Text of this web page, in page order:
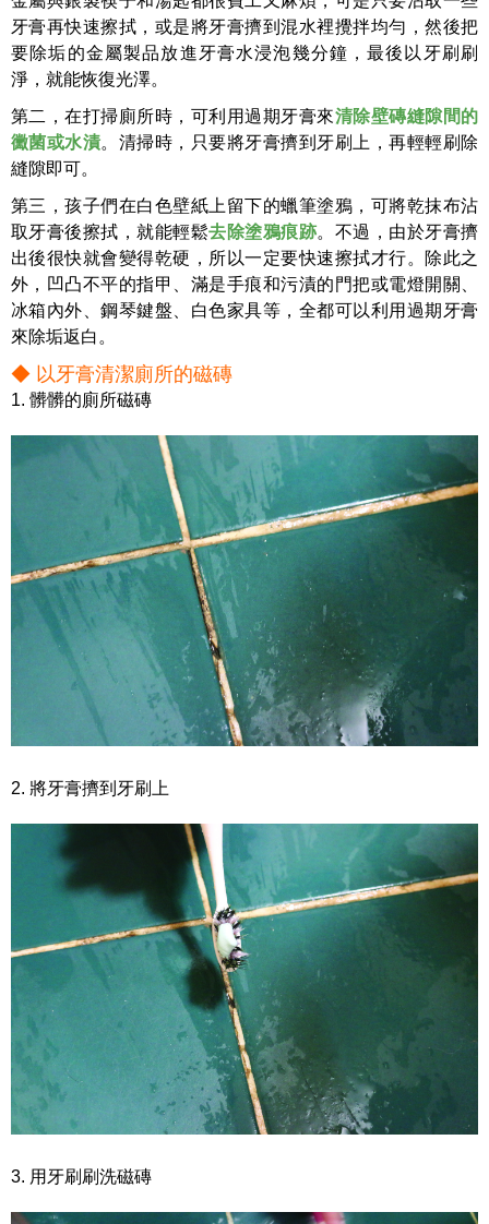
牙膏再快速擦拭，或是將牙膏擠到混水裡攪拌均勻，然後把
要除垢的金屬製品放進牙膏水浸泡幾分鐘，最後以牙刷刷
淨，就能恢復光澤。
第二，在打掃廁所時，可利用過期牙膏來清除壁磚縫隙間的
黴菌或水漬。清掃時，只要將牙膏擠到牙刷上，再輕輕刷除
縫隙即可。
第三，孩子們在白色壁紙上留下的蠟筆塗鴉，可將乾抹布沾
取牙膏後擦拭，就能輕鬆去除塗鴉痕跡。不過，由於牙膏擠
出後很快就會變得乾硬，所以一定要快速擦拭才行。除此之
外，凹凸不平的指甲、滿是手痕和污漬的門把或電燈開關、
冰箱內外、鋼琴鍵盤、白色家具等，全都可以利用過期牙膏
來除垢返白。
◆ 以牙膏清潔廁所的磁磚
1. 髒髒的廁所磁磚
2. 將牙膏擠到牙刷上
3. 用牙刷刷洗磁磚